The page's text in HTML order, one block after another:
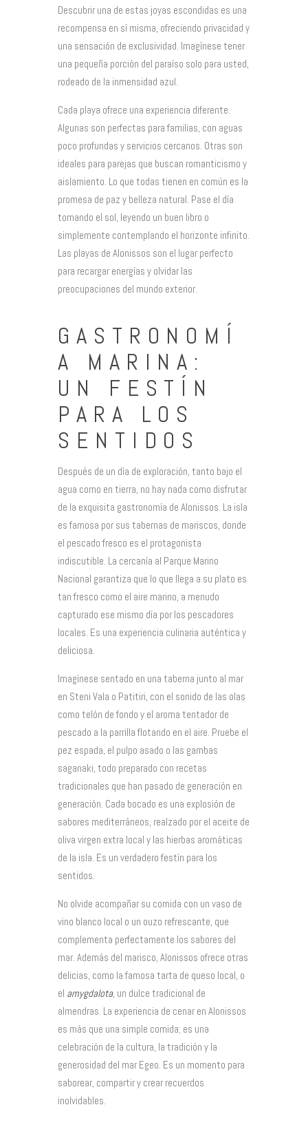
Descubrir una de estas joyas escondidas es una
recompensa en sí misma, ofreciendo privacidad y
una sensación de exclusividad. Imagínese tener
una pequeña porción del paraíso solo para usted,
rodeado de la inmensidad azul.
Cada playa ofrece una experiencia diferente.
Algunas son perfectas para familias, con aguas
poco profundas y servicios cercanos. Otras son
ideales para parejas que buscan romanticismo y
aislamiento. Lo que todas tienen en común es la
promesa de paz y belleza natural. Pase el día
tomando el sol, leyendo un buen libro o
simplemente contemplando el horizonte infinito.
Las playas de Alonissos son el lugar perfecto
para recargar energías y olvidar las
preocupaciones del mundo exterior.
GASTRONOMÍ
A MARINA:
UN FESTÍN
PARA LOS
SENTIDOS
Después de un día de exploración, tanto bajo el
agua como en tierra, no hay nada como disfrutar
de la exquisita gastronomía de Alonissos. La isla
es famosa por sus tabernas de mariscos, donde
el pescado fresco es el protagonista
indiscutible. La cercanía al Parque Marino
Nacional garantiza que lo que llega a su plato es
tan fresco como el aire marino, a menudo
capturado ese mismo día por los pescadores
locales. Es una experiencia culinaria auténtica y
deliciosa.
Imagínese sentado en una taberna junto al mar
en Steni Vala o Patitiri, con el sonido de las olas
como telón de fondo y el aroma tentador de
pescado a la parrilla flotando en el aire. Pruebe el
pez espada, el pulpo asado o las gambas
saganaki, todo preparado con recetas
tradicionales que han pasado de generación en
generación. Cada bocado es una explosión de
sabores mediterráneos, realzado por el aceite de
oliva virgen extra local y las hierbas aromáticas
de la isla. Es un verdadero festín para los
sentidos.
No olvide acompañar su comida con un vaso de
vino blanco local o un ouzo refrescante, que
complementa perfectamente los sabores del
mar. Además del marisco, Alonissos ofrece otras
delicias, como la famosa tarta de queso local, o
el amygdalota, un dulce tradicional de
almendras. La experiencia de cenar en Alonissos
es más que una simple comida; es una
celebración de la cultura, la tradición y la
generosidad del mar Egeo. Es un momento para
saborear, compartir y crear recuerdos
inolvidables.